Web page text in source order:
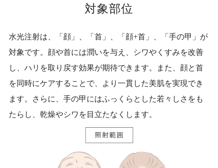
対象部位
水光注射は、「顔」、「首」、「顔+首」、「手の甲」が
対象です。顔や首には潤いを与え、シワやくすみを改善
し、ハリを取り戻す効果が期待できます。また、顔と首
を同時にケアすることで、より一貫した美肌を実現でき
ます。さらに、手の甲にはふっくらとした若々しさをも
たらし、乾燥やシワを目立たなくします。